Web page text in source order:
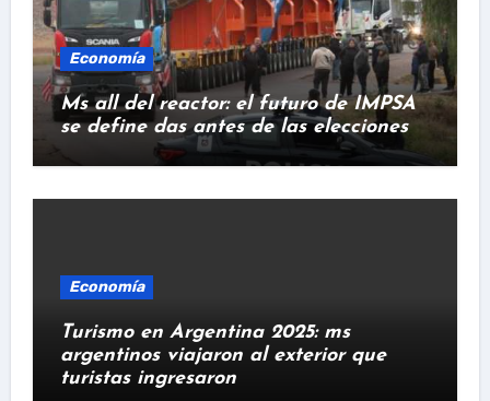
Economía
Ms all del reactor: el futuro de IMPSA
se define das antes de las elecciones
Economía
Turismo en Argentina 2025: ms
argentinos viajaron al exterior que
turistas ingresaron